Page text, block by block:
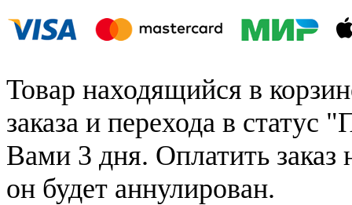
Товар находящийся в
заказа и перехода в статус
Вами 3 дня. Оплатить заказ
он будет аннулирован.